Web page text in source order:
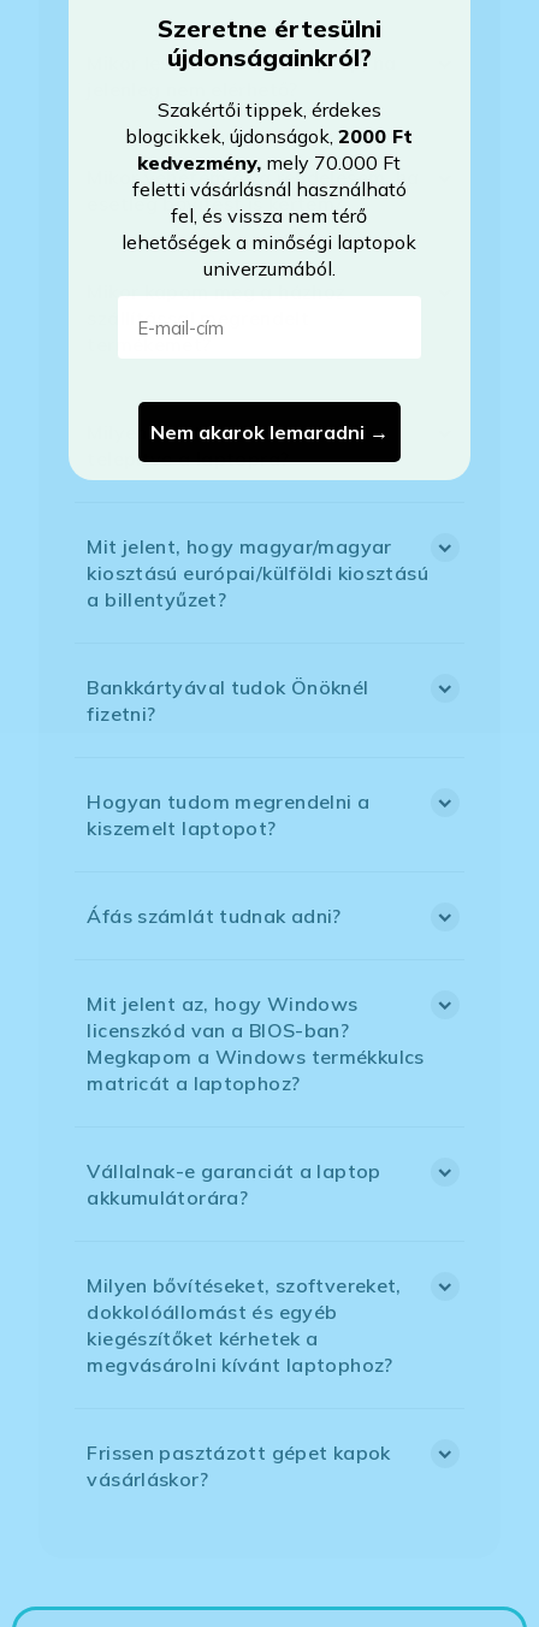
Mikor lesz készleten a laptop, ha
Mikor vehetem át a rendelésem, ha
esetleg bővítést is kértem?
Mikor kapom meg a házhoz
szállítással megrendelt
Milyen szoftverek vannak előre
telepítve a laptopra?
Mit jelent, hogy magyar/magyar
kiosztású európai/külföldi kiosztású
a billentyűzet?
Bankkártyával tudok Önöknél
fizetni?
Hogyan tudom megrendelni a
kiszemelt laptopot?
Áfás számlát tudnak adni?
Mit jelent az, hogy Windows
licenszkód van a BIOS-ban?
Megkapom a Windows termékkulcs
matricát a laptophoz?
Vállalnak-e garanciát a laptop
akkumulátorára?
Milyen bővítéseket, szoftvereket,
dokkolóállomást és egyéb
kiegészítőket kérhetek a
megvásárolni kívánt laptophoz?
Frissen pasztázott gépet kapok
vásárláskor?
Szeretne értesülni
újdonságainkról?
Szakértői tippek, érdekes
blogcikkek, újdonságok,2000 Ft
kedvezmény, mely 70.000 Ft
feletti vásárlásnál használható
fel, és vissza nem térő
lehetőségek a minőségi laptopok
univerzumából.
Nem akarok lemaradni →